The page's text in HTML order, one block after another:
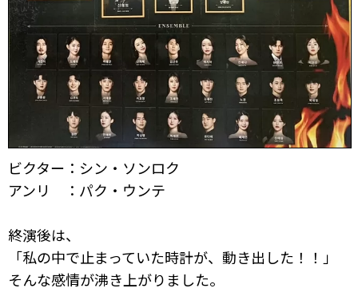
ビクター：シン・ソンロク
アンリ ：パク・ウンテ
終演後は、
「私の中で止まっていた時計が、動き出した！！」
そんな感情が沸き上がりました。